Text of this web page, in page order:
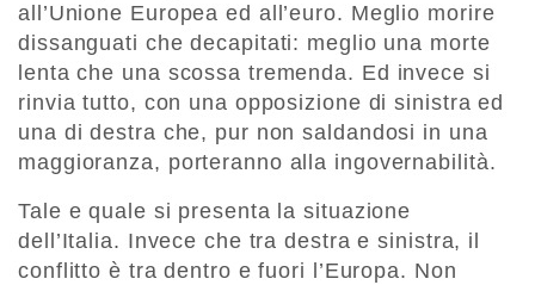
all’Unione Europea ed all’euro. Meglio morire
dissanguati che decapitati: meglio una morte
lenta che una scossa tremenda. Ed invece si
rinvia tutto, con una opposizione di sinistra ed
una di destra che, pur non saldandosi in una
maggioranza, porteranno alla ingovernabilità.
Tale e quale si presenta la situazione
dell’Italia. Invece che tra destra e sinistra, il
conflitto è tra dentro e fuori l’Europa. Non